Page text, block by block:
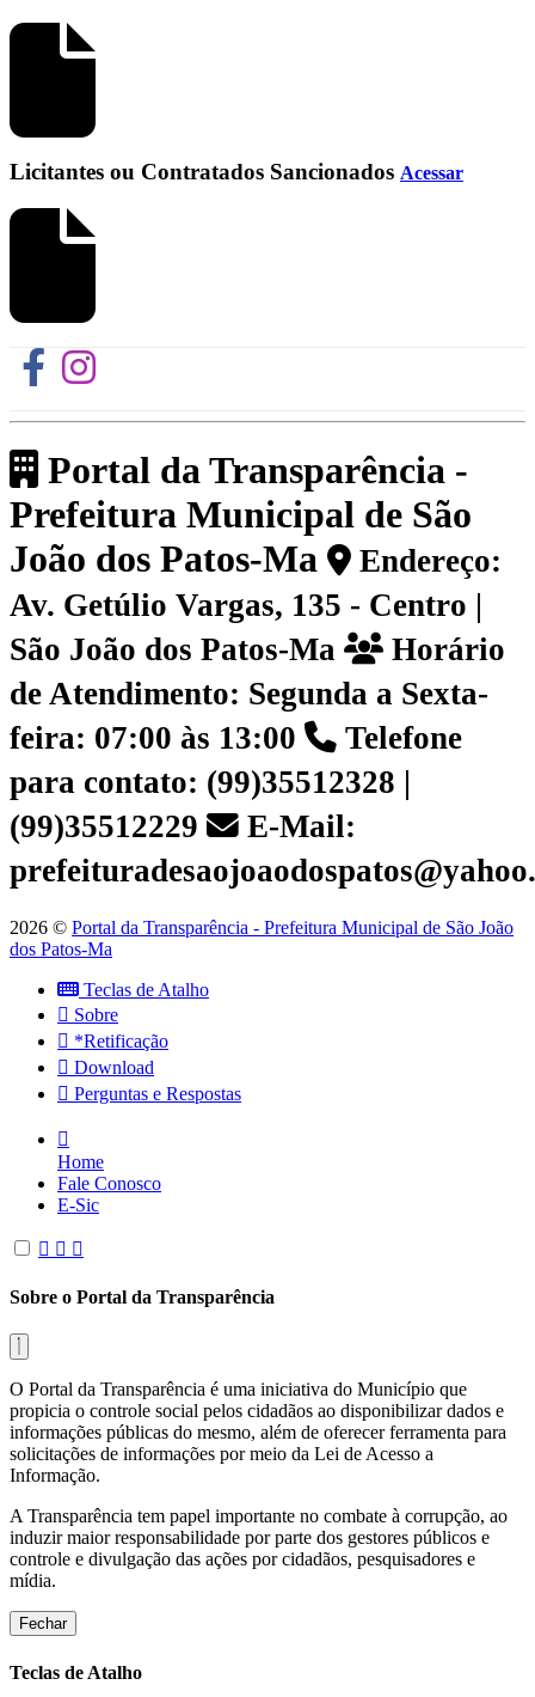
Licitantes ou Contratados Sancionados Acessar
Portal da Transparência -
Prefeitura Municipal de São
João dos Patos-Ma
Endereço:
Av. Getúlio Vargas, 135 - Centro |
São João dos Patos-Ma
Horário
de Atendimento: Segunda a Sexta-
feira: 07:00 às 13:00
Telefone
para contato: (99)35512328 |
(99)35512229
E-Mail:
2026 © Portal da Transparência - Prefeitura Municipal de São João
dos Patos-Ma
Teclas de Atalho
Sobre
*Retificação
Download
Perguntas e Respostas
Home
Fale Conosco
E-Sic
Sobre o Portal da Transparência
O Portal da Transparência é uma iniciativa do Município que
propicia o controle social pelos cidadãos ao disponibilizar dados e
informações públicas do mesmo, além de oferecer ferramenta para
solicitações de informações por meio da Lei de Acesso a
Informação.
A Transparência tem papel importante no combate à corrupção, ao
induzir maior responsabilidade por parte dos gestores públicos e
controle e divulgação das ações por cidadãos, pesquisadores e
mídia.
Fechar
Teclas de Atalho